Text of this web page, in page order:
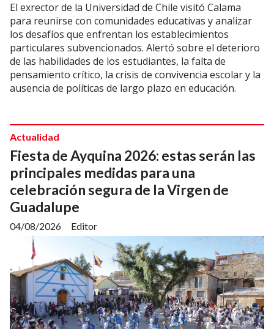
El exrector de la Universidad de Chile visitó Calama
para reunirse con comunidades educativas y analizar
los desafíos que enfrentan los establecimientos
particulares subvencionados. Alertó sobre el deterioro
de las habilidades de los estudiantes, la falta de
pensamiento crítico, la crisis de convivencia escolar y la
ausencia de políticas de largo plazo en educación.
Fiesta de Ayquina 2026: estas serán las
principales medidas para una
celebración segura de la Virgen de
Guadalupe
Editor
Actualidad
04/08/2026